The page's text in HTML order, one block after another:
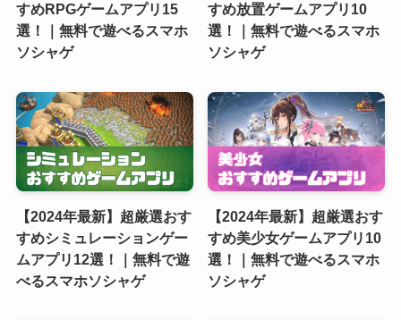
すめRPGゲームアプリ15
選！｜無料で遊べるスマホ
ソシャゲ
すめ放置ゲームアプリ10
選！｜無料で遊べるスマホ
ソシャゲ
【2024年最新】超厳選おす
すめシミュレーションゲー
ムアプリ12選！｜無料で遊
べるスマホソシャゲ
【2024年最新】超厳選おす
すめ美少女ゲームアプリ10
選！｜無料で遊べるスマホ
ソシャゲ